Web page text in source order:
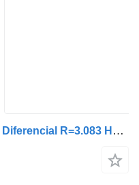
MAN Piezas de eje y dirección Diferencial R=3.083 HY1350 81350106255 para camión